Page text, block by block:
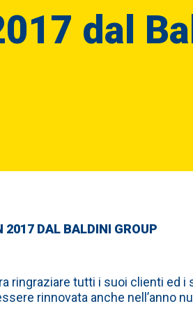
dal
2017 DAL BALDINI GROUP
ringraziare tutti i suoi clienti ed
rinnovata anche nell’anno